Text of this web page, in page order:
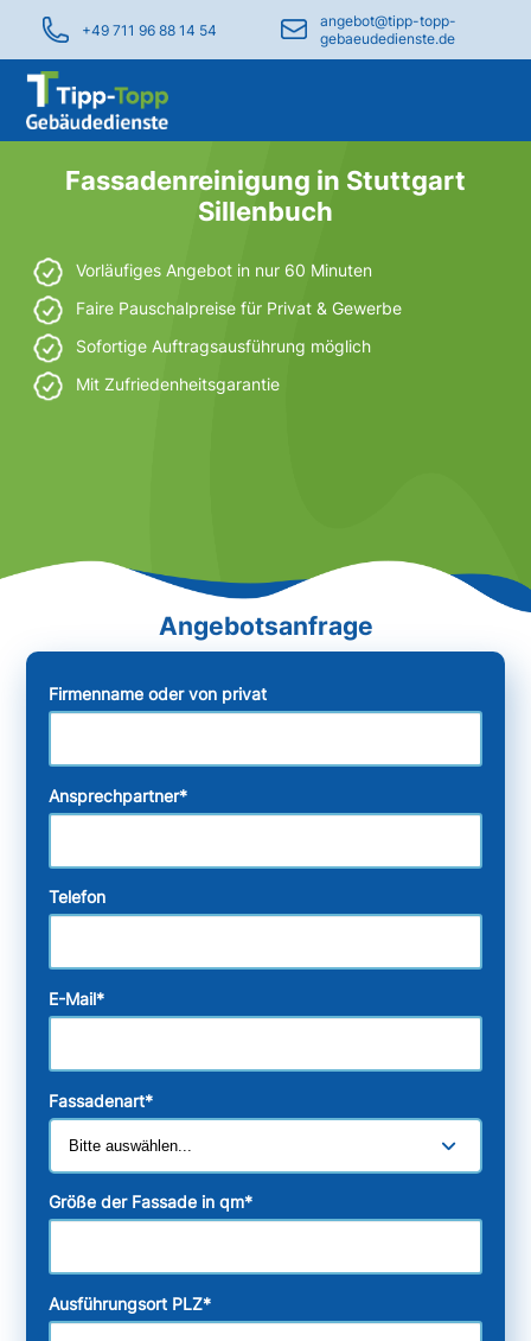
+49 711 96 88 14 54
angebot@tipp-topp-
gebaeudedienste.de
Fassadenreinigung in Stuttgart
Sillenbuch
Vorläufiges Angebot in nur 60 Minuten
Faire Pauschalpreise für Privat & Gewerbe
Sofortige Auftragsausführung möglich
Mit Zufriedenheitsgarantie
Firmenname oder von privat
Ansprechpartner*
Telefon
E-Mail*
Fassadenart*
Größe der Fassade in qm*
Ausführungsort PLZ*